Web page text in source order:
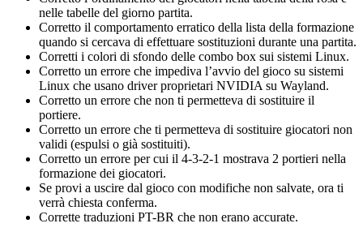
nelle tabelle del giorno partita.
Corretto il comportamento erratico della lista della formazione
quando si cercava di effettuare sostituzioni durante una partita.
Corretti i colori di sfondo delle combo box sui sistemi Linux.
Corretto un errore che impediva l’avvio del gioco su sistemi
Linux che usano driver proprietari NVIDIA su Wayland.
Corretto un errore che non ti permetteva di sostituire il
portiere.
Corretto un errore che ti permetteva di sostituire giocatori non
validi (espulsi o già sostituiti).
Corretto un errore per cui il 4-3-2-1 mostrava 2 portieri nella
formazione dei giocatori.
Se provi a uscire dal gioco con modifiche non salvate, ora ti
verrà chiesta conferma.
Corrette traduzioni PT-BR che non erano accurate.